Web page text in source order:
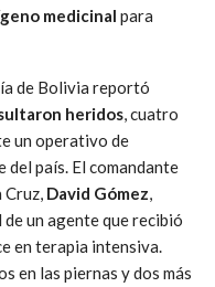
medicinal para
de Bolivia reportó
heridos, cuatro
un operativo de
del país. El comandante
Cruz, David Gómez,
un agente que recibió
en terapia intensiva.
en las piernas y dos más